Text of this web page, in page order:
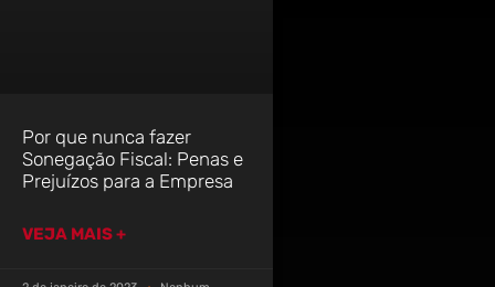
Por que nunca fazer
Sonegação Fiscal: Penas e
Prejuízos para a Empresa
VEJA MAIS +